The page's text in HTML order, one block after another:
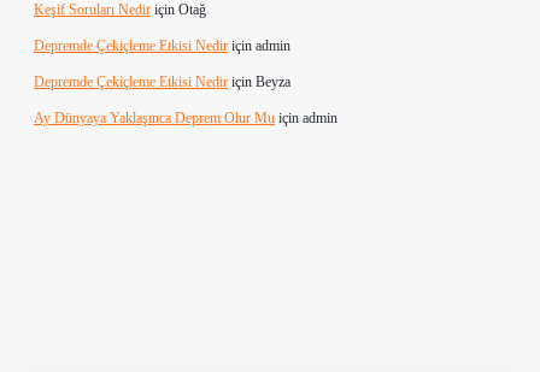
Keşif Soruları Nedir için Otağ
Depremde Çekiçleme Etkisi Nedir için admin
Depremde Çekiçleme Etkisi Nedir için Beyza
Ay Dünyaya Yaklaşınca Deprem Olur Mu için admin